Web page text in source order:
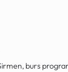
burs